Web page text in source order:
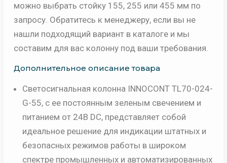
можно выбрать стойку 155, 255 или 455 мм по
запросу. Обратитесь к менеджеру, если вы не
нашли подходящий вариант в каталоге и мы
составим для вас колонну под ваши требования.
Дополнительное описание товара
Светосигнальная колонна INNOCONT TL70-024-
G-55, с ее постоянным зеленым свечением и
питанием от 24В DC, представляет собой
идеальное решение для индикации штатных и
безопасных режимов работы в широком
спектре промышленных и автоматизированных